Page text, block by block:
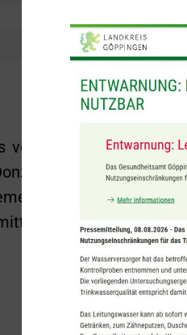
16:37 Uhr
vorherigen Einsatzes
Straße auf
er allerdings
wurde von der